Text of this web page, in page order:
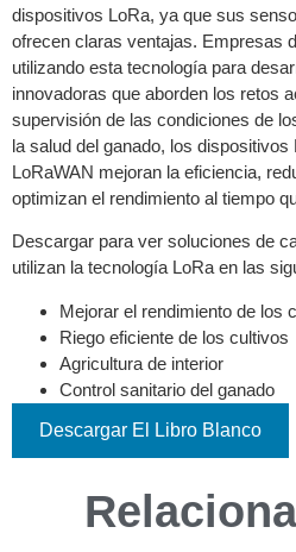
dispositivos LoRa, ya que sus
ofrecen claras ventajas. Empresas
utilizando esta tecnología para
innovadoras que aborden los retos
supervisión de las condiciones de
la salud del ganado, los
LoRaWAN mejoran la eficiencia,
optimizan el rendimiento al tiempo
Descargar para ver soluciones de
utilizan la tecnología LoRa en las
Mejorar el rendimiento de los
Riego eficiente de los cultivos
Agricultura de interior
Control sanitario del ganado
Descargar El Libro Blanco